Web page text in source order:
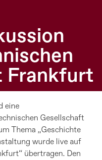
Frankfurt
eine
Gesellschaft
Thema „Geschichte
wurde live auf
übertragen. Den